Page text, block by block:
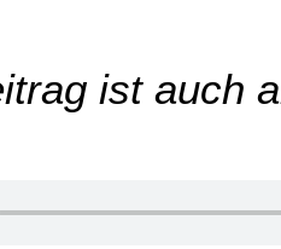
ist auch